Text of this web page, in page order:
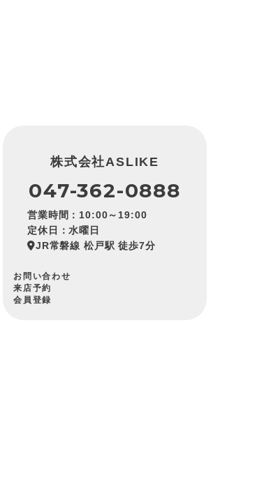
株式会社ASLIKE
047-362-0888
営業時間：10:00～19:00
定休日：水曜日
JR常磐線 松戸駅 徒歩7分
お問い合わせ
来店予約
会員登録